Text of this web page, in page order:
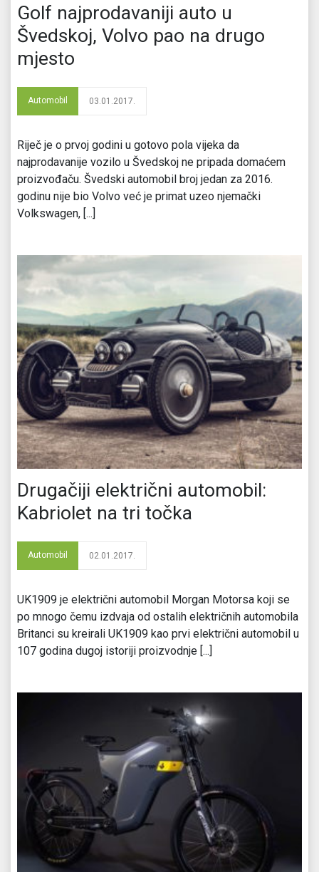
Golf najprodavaniji auto u
Švedskoj, Volvo pao na drugo
mjesto
Automobil 03.01.2017.
Riječ je o prvoj godini u gotovo pola vijeka da
najprodavanije vozilo u Švedskoj ne pripada domaćem
proizvođaču. Švedski automobil broj jedan za 2016.
godinu nije bio Volvo već je primat uzeo njemački
Volkswagen, [...]
Drugačiji električni automobil:
Kabriolet na tri točka
Automobil 02.01.2017.
UK1909 je električni automobil Morgan Motorsa koji se
po mnogo čemu izdvaja od ostalih električnih automobila
Britanci su kreirali UK1909 kao prvi električni automobil u
107 godina dugoj istoriji proizvodnje [...]